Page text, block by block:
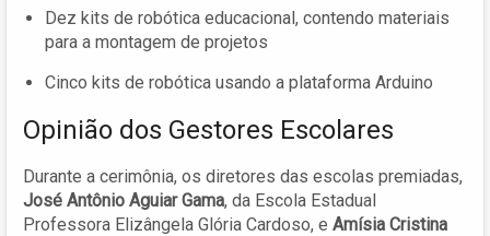
Dez kits de robótica educacional, contendo materiais
para a montagem de projetos
Cinco kits de robótica usando a plataforma Arduino
Opinião dos Gestores Escolares
Durante a cerimônia, os diretores das escolas premiadas,
José Antônio Aguiar Gama, da Escola Estadual
Professora Elizângela Glória Cardoso, e Amísia Cristina